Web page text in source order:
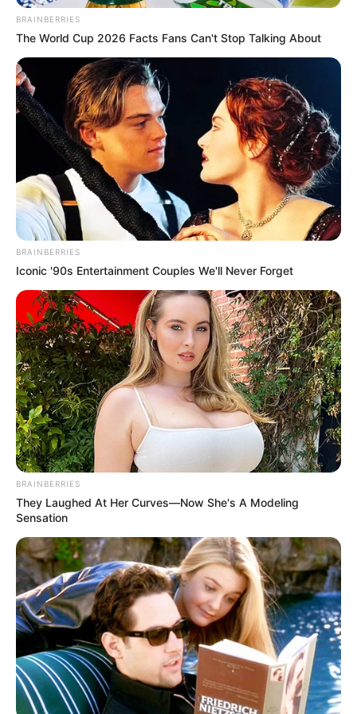
BRAINBERRIES
The World Cup 2026 Facts Fans Can't Stop Talking About
BRAINBERRIES
Iconic '90s Entertainment Couples We'll Never Forget
BRAINBERRIES
They Laughed At Her Curves—Now She's A Modeling
Sensation